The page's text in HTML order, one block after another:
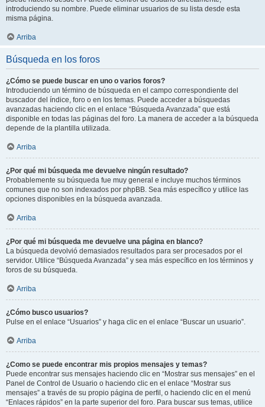
introduciendo su nombre. Puede eliminar usuarios de su lista desde esta
misma página.
Arriba
Búsqueda en los foros
¿Cómo se puede buscar en uno o varios foros?
Introduciendo un término de búsqueda en el campo correspondiente del
buscador del índice, foro o en los temas. Puede acceder a búsquedas
avanzadas haciendo clic en el enlace “Búsqueda Avanzada” que está
disponible en todas las páginas del foro. La manera de acceder a la búsqueda
depende de la plantilla utilizada.
Arriba
¿Por qué mi búsqueda me devuelve ningún resultado?
Probablemente su búsqueda fue muy general e incluye muchos términos
comunes que no son indexados por phpBB. Sea más específico y utilice las
opciones disponibles en la búsqueda avanzada.
Arriba
¿Por qué mi búsqueda me devuelve una página en blanco?
La búsqueda devolvió demasiados resultados para ser procesados por el
servidor. Utilice “Búsqueda Avanzada” y sea más específico en los términos y
foros de su búsqueda.
Arriba
¿Cómo busco usuarios?
Pulse en el enlace “Usuarios” y haga clic en el enlace “Buscar un usuario”.
Arriba
¿Como se puede encontrar mis propios mensajes y temas?
Puede encontrar sus mensajes haciendo clic en “Mostrar sus mensajes” en el
Panel de Control de Usuario o haciendo clic en el enlace “Mostrar sus
mensajes” a través de su propio página de perfil, o haciendo clic en el menú
“Enlaces rápidos” en la parte superior del foro. Para buscar sus temas, utilice